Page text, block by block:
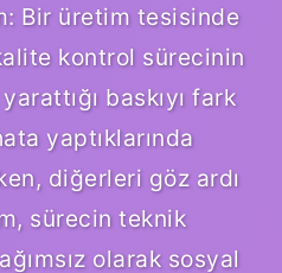
Bir üretim tesisinde
kontrol sürecinin
baskıyı fark
yaptıklarında
diğerleri göz ardı
sürecin teknik
olarak sosyal